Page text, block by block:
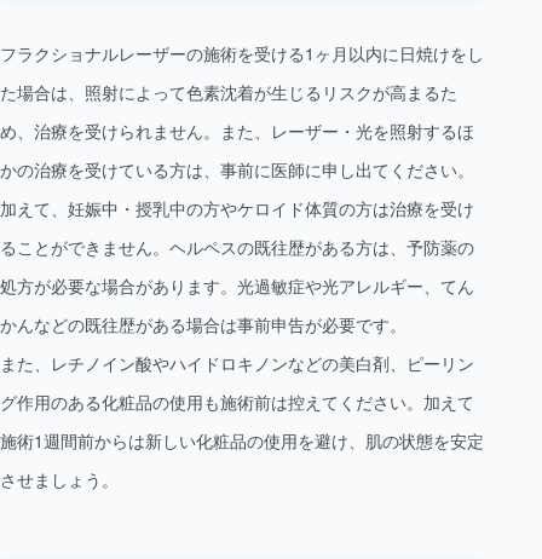
フラクショナルレーザーの施術を受ける1ヶ月以内に日焼けをし
た場合は、照射によって色素沈着が生じるリスクが高まるた
め、治療を受けられません。また、レーザー・光を照射するほ
かの治療を受けている方は、事前に医師に申し出てください。
加えて、妊娠中・授乳中の方やケロイド体質の方は治療を受け
ることができません。ヘルペスの既往歴がある方は、予防薬の
処方が必要な場合があります。光過敏症や光アレルギー、てん
かんなどの既往歴がある場合は事前申告が必要です。
また、レチノイン酸やハイドロキノンなどの美白剤、ピーリン
グ作用のある化粧品の使用も施術前は控えてください。加えて
施術1週間前からは新しい化粧品の使用を避け、肌の状態を安定
させましょう。